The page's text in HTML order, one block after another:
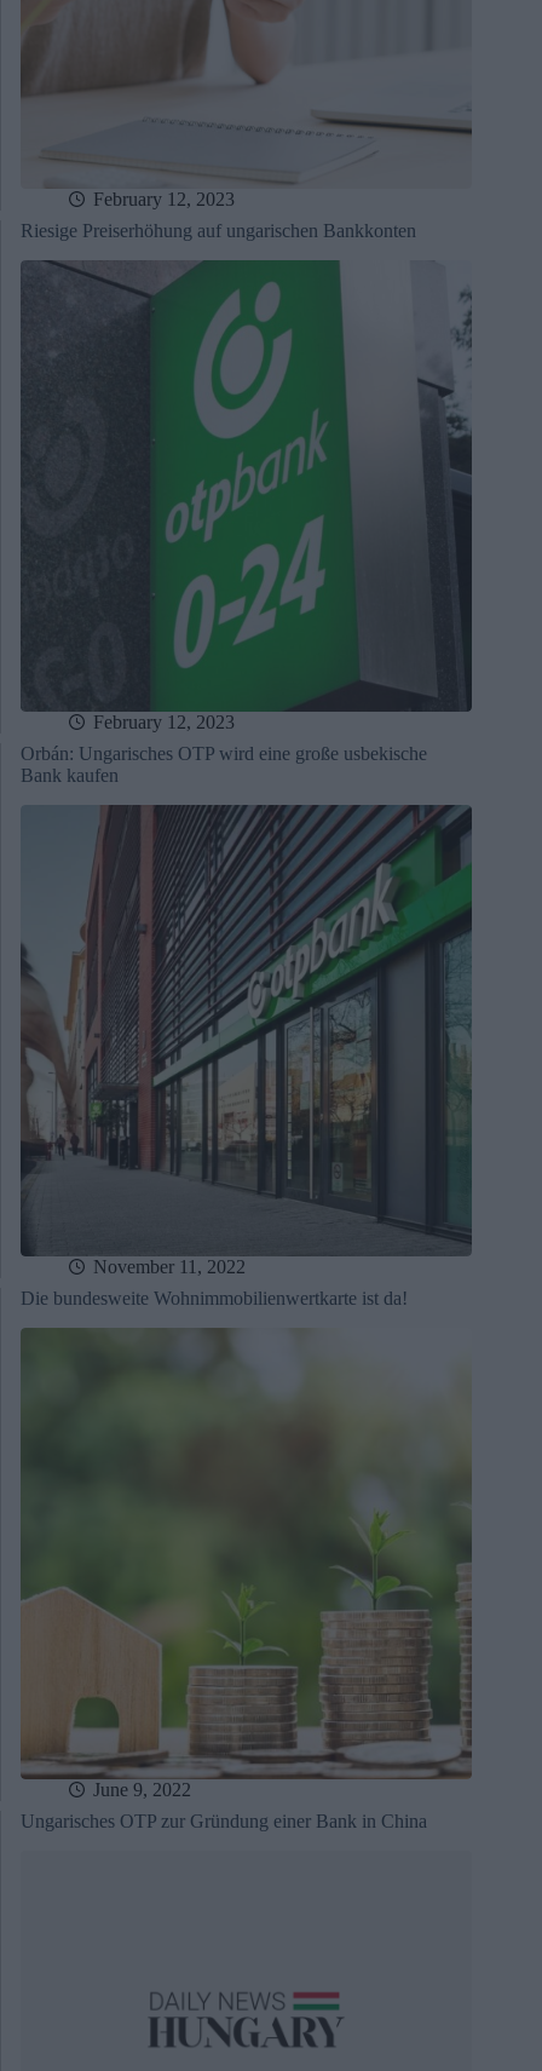
February 12, 2023
Riesige Preiserhöhung auf ungarischen Bankkonten
February 12, 2023
Orbán: Ungarisches OTP wird eine große usbekische
Bank kaufen
November 11, 2022
Die bundesweite Wohnimmobilienwertkarte ist da!
June 9, 2022
Ungarisches OTP zur Gründung einer Bank in China